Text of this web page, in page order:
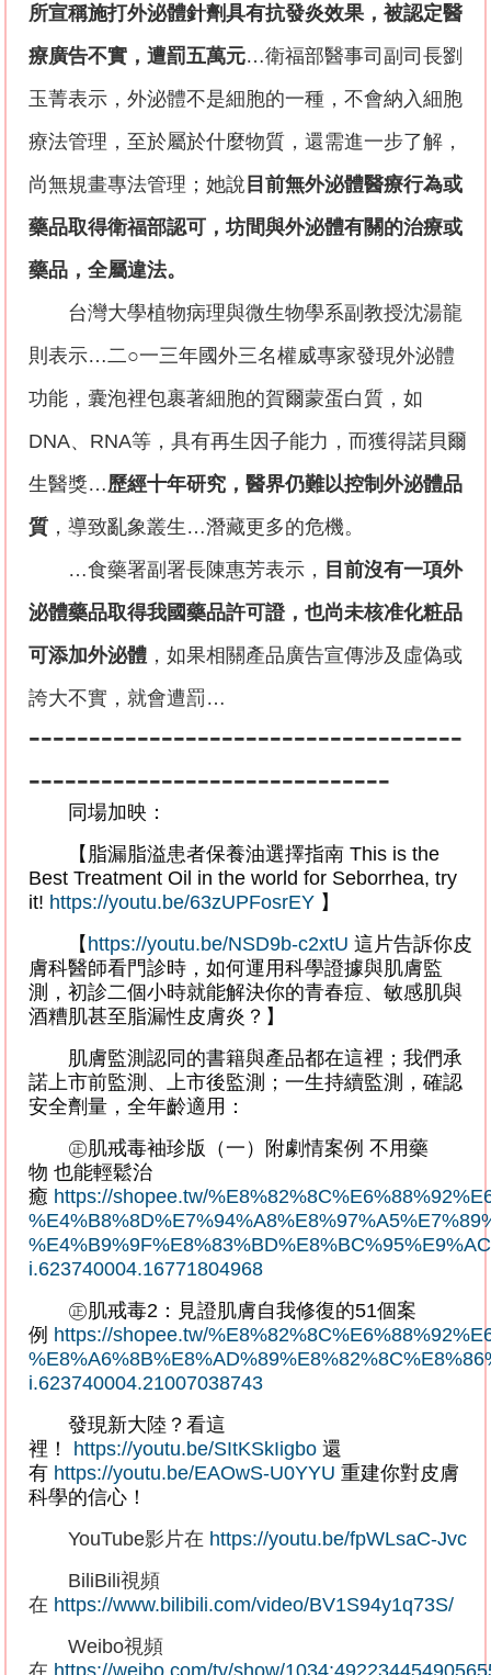
所宣稱施打外泌體針劑具有抗發炎效果，被認定醫
療廣告不實，遭罰五萬元…衛福部醫事司副司長劉
玉菁表示，外泌體不是細胞的一種，不會納入細胞
療法管理，至於屬於什麼物質，還需進一步了解，
尚無規畫專法管理；她說 目前無外泌體醫療行為或
藥品取得衛福部認可，坊間與外泌體有關的治療或
藥品 ，全屬違法。
台灣大學植物病理與微生物學系副教授沈湯龍
則表示… 二○一三年國外三名權威專家發現外泌體
功能，囊泡裡包裹著細胞的賀爾蒙蛋白質，如
DNA、 RNA等，具有再生因子能力，而獲得諾貝爾
生醫獎…歷經十年研究，醫界仍難以控制外泌體品
質 ，導致亂象叢生 …潛藏更多的危機。
…食藥署副署長陳惠芳表示， 目前沒有一項外
泌體藥品取得我國藥品許可證，也尚未核准化粧品
可添加外泌體 ，如果相關產品廣告宣傳涉及虛偽或
誇大不實，就會遭罰 …
------------------------------------
------------------------------
同場加映：
【脂漏脂溢患者保養油選擇指南 This is the
Best Treatment Oil in the world for Seborrhea, try
it! https://youtu.be/63zUPFosrEY 】
【 https://youtu.be/NSD9b-c2xtU 這片告訴你皮
膚科醫師看門診時，如何運用科學證據與肌膚監
測，初診二個小時就能解決你的青春痘、敏感肌與
酒糟肌甚至脂漏性皮膚炎？】
肌膚監測認同的書籍與產品都在這裡；我們承
諾上市前監測、上市後監測；一生持續監測，確認
安全劑量，全年齡適用：
㊣肌戒毒袖珍版（一）附劇情案例 不用藥
物 也能輕鬆治
癒 https://shopee.tw/
i.623740004.16771804968
㊣肌戒毒2 ：見證肌膚自我修復的51個案
例 https://shopee.tw/
i.623740004.21007038743
發現新大陸？看這
裡！
https://youtu.be/SItKSkIigbo 還
有 https://youtu.be/EAOwS-U0YYU 重建你對皮膚
科學的信心！
YouTube影片在 https://youtu.be/fpWLsaC-Jvc
BiliBili視頻
在 https://www.bilibili.com/video/BV1S94y1q73S/
Weibo視頻
在 https://weibo.com/tv/show/